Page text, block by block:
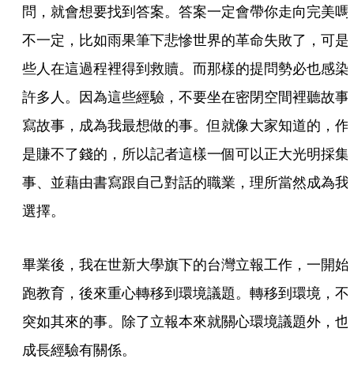
問，就會想要找到答案。答案一定會帶你走向完美嗎
不一定，比如雨果筆下悲慘世界的革命失敗了，可是
些人在這過程裡得到救贖。而那樣的提問勢必也感染
許多人。因為這些經驗，不要坐在密閉空間裡聽故事
寫故事，成為我最想做的事。但就像大家知道的，作
是賺不了錢的，所以記者這樣一個可以正大光明採集
事、並藉由書寫跟自己對話的職業，理所當然成為我
選擇。
畢業後，我在世新大學旗下的台灣立報工作，一開始
跑教育，後來重心轉移到環境議題。轉移到環境，不
突如其來的事。除了立報本來就關心環境議題外，也
成長經驗有關係。